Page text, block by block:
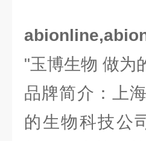
"玉博生物 做为
品牌简介：上
的生物科技公